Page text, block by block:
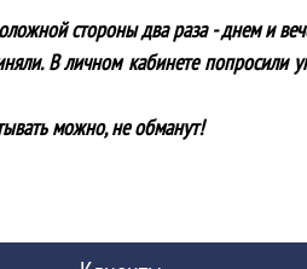
стороны два раза - днем и
В личном кабинете попросили
можно, не обманут!